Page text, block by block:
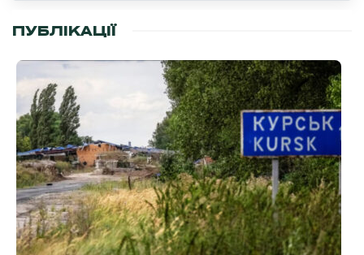
ПУБЛІКАЦІЇ